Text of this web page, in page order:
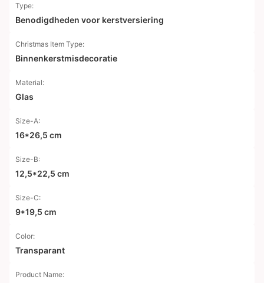
Type:
Benodigdheden voor kerstversiering
Christmas Item Type:
Binnenkerstmisdecoratie
Material:
Glas
Size-A:
16*26,5 cm
Size-B:
12,5*22,5 cm
Size-C:
9*19,5 cm
Color:
Transparant
Product Name: